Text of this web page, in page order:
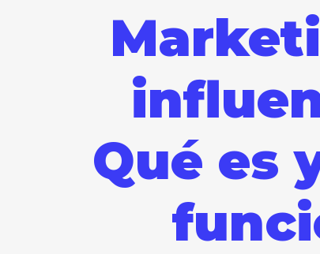
Qué es